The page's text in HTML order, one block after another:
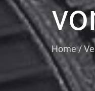
Home/